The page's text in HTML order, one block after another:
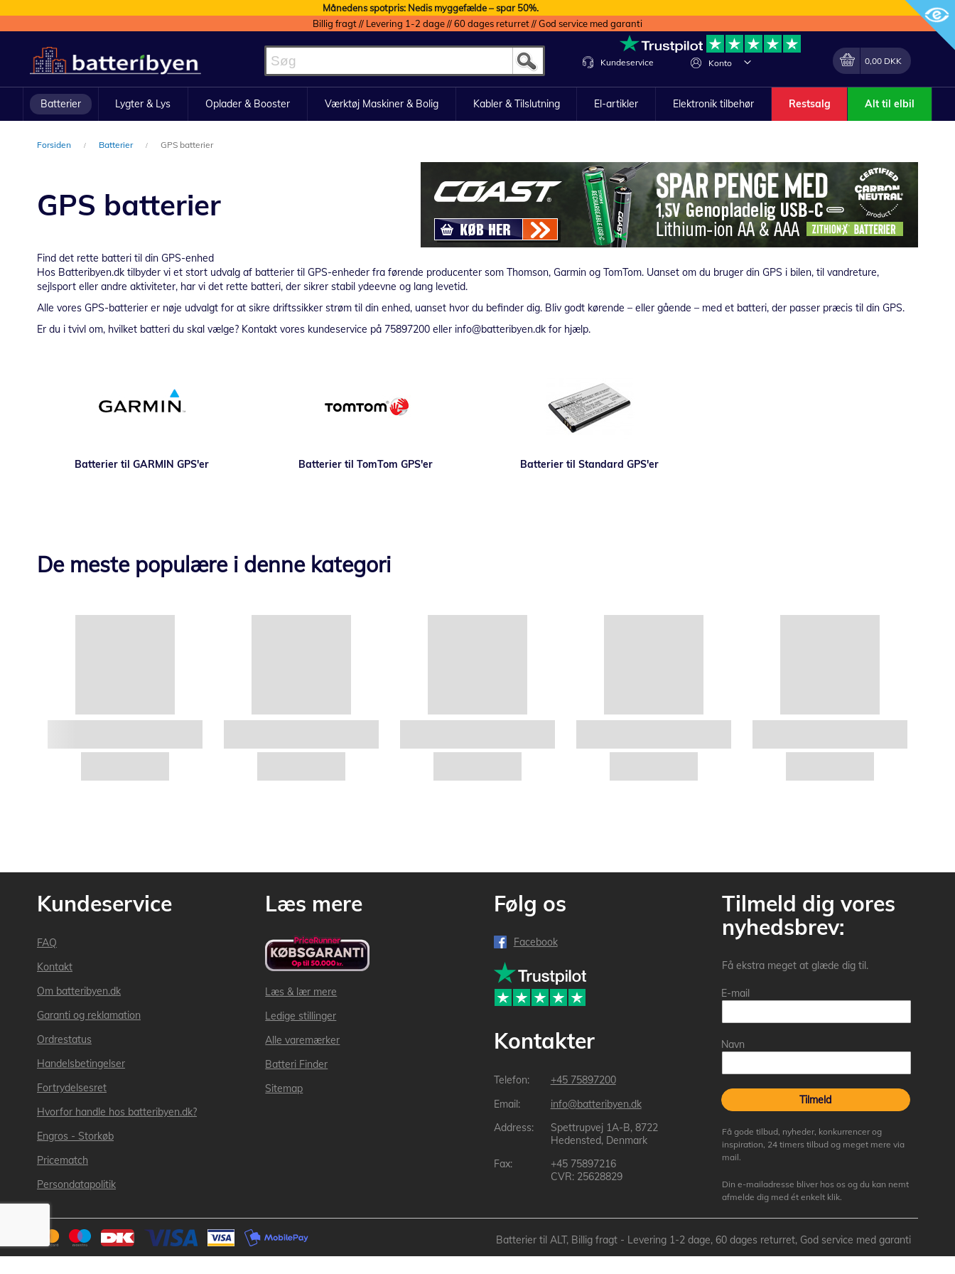
Månedens spotpris: Nedis myggefælde – spar 50%.
Billig fragt // Levering 1-2 dage // 60 dages returret // God service med garanti
to
Content
Konto
Lave
Min indkøbskurv
0,00 DKK
Kundeservice
Batterier Lygter & Lys Oplader & Booster Værktøj Maskiner & Bolig Kabler & Tilslutning El-artikler Elektronik tilbehør Restsalg Alt til elbil
Forsiden Batterier GPS batterier
GPS batterier
Find det rette batteri til din GPS-enhed
Hos Batteribyen.dk tilbyder vi et stort udvalg af batterier til GPS-enheder fra førende producenter som Thomson, Garmin og TomTom. Uanset om du bruger din GPS i bilen, til vandreture,
sejlsport eller andre aktiviteter, har vi det rette batteri, der sikrer stabil ydeevne og lang levetid.
Alle vores GPS-batterier er nøje udvalgt for at sikre driftssikker strøm til din enhed, uanset hvor du befinder dig. Bliv godt kørende – eller gående – med et batteri, der passer præcis til din GPS.
Er du i tvivl om, hvilket batteri du skal vælge? Kontakt vores kundeservice på 75897200 eller info@batteribyen.dk for hjælp.
Batterier til GARMIN GPS'er Batterier til TomTom GPS'er Batterier til Standard GPS'er
De meste populære i denne kategori
Kundeservice
FAQ
Kontakt
Om batteribyen.dk
Garanti og reklamation
Ordrestatus
Handelsbetingelser
Fortrydelsesret
Hvorfor handle hos batteribyen.dk?
Engros - Storkøb
Pricematch
Persondatapolitik
Læs mere
Læs & lær mere
Ledige stillinger
Alle varemærker
Batteri Finder
Sitemap
Følg os
Facebook
Kontakter
+45 75897200
info@batteribyen.dk
Spettrupvej 1A-B, 8722
Hedensted, Denmark
+45 75897216
CVR: 25628829
Tilmeld dig vores
nyhedsbrev:
Få ekstra meget at glæde dig til.
E-mail
Navn
Tilmeld
Få gode tilbud, nyheder, konkurrencer og
inspiration, 24 timers tilbud og meget mere via
mail.
Din e-mailadresse bliver hos os og du kan nemt
afmelde dig med ét enkelt klik.
Batterier til ALT, Billig fragt - Levering 1-2 dage, 60 dages returret, God service med garanti